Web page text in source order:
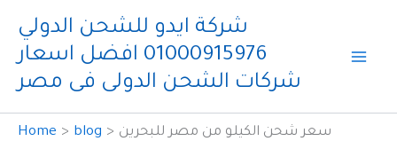
content
شركة ايدو للشحن الدولي
01000915976 افضل اسعار
شركات الشحن الدولى فى مصر
Home blog سعر شحن الكيلو من مصر للبحرين